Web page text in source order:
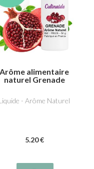
Arôme alimentaire
naturel Grenade
- Arôme Naturel
5.20 €